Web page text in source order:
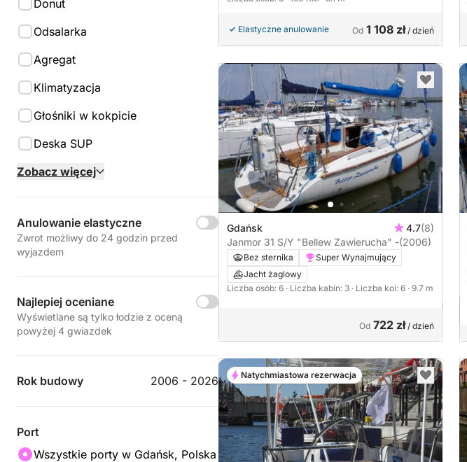
Donut
Odsalarka
Agregat
Klimatyzacja
Głośniki w kokpicie
Deska SUP
Zobacz więcej
Anulowanie elastyczne
Zwrot możliwy do 24 godzin przed
wyjazdem
Najlepiej oceniane
Wyświetlane są tylko łodzie z oceną
powyżej 4 gwiazdek
Rok budowy 2006 - 2026
Port
Wszystkie porty w Gdańsk, Polska
Elastyczne anulowanie Od 1 108 zł/ dzień
Gdańsk 4.7(8)
Janmor 31 S/Y "Bellew Zawierucha" -(2006)
Bez sternika
Super Wynajmujący
Jacht żaglowy
Liczba osób: 6 · Liczba kabin: 3 · Liczba koi: 6 · 9.7 m
Od 722 zł/ dzień
Natychmiastowa rezerwacja